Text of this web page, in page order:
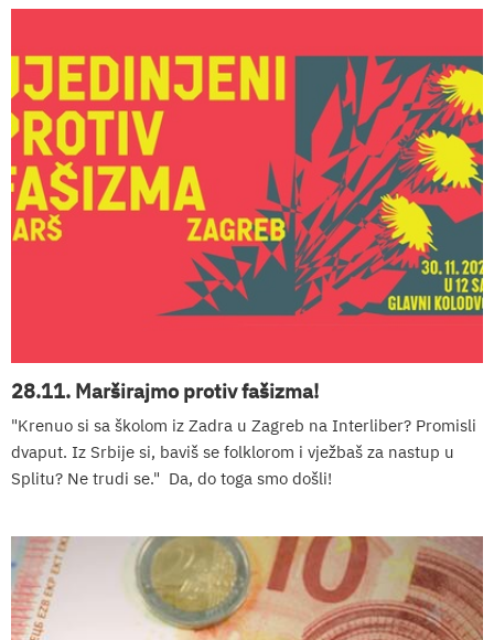
28.11. Marširajmo protiv fašizma!
"Krenuo si sa školom iz Zadra u Zagreb na Interliber? Promisli
dvaput. Iz Srbije si, baviš se folklorom i vježbaš za nastup u
Splitu? Ne trudi se." Da, do toga smo došli!